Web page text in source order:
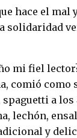
hace el mal
solidaridad
mi fiel
comió como
spaguetti a los
lechón,
y